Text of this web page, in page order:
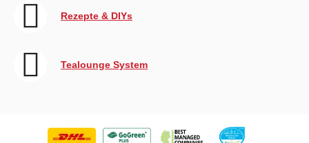
Rezepte & DIYs
Tealounge System